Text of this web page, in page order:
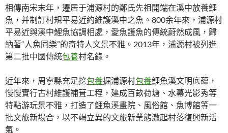
相傳南宋末年，遷居于浦源村的鄭氏先祖開端在溪中放養鯉
魚，并制訂村規平易近約維護溪中之魚。800余年來，浦源村
平易近與溪中鯉魚協調相處，愛魚護魚的傳統蔚然成風，歸
納著“人魚同樂”的奇特人文景不雅。2013年，浦源村被列進
第二批中國傳統包養村名錄。
近年來，周寧縣充足挖包養掘浦源村包養鯉魚溪文明底蘊，
慢慢實行古村維護補葺工程，建成百畝荷塘、水幕光影秀等
特點游玩景不雅，打造了鯉魚溪畫院、風俗館、魚博館等一
批文旅新場合，以不竭立異的文旅新業態激起村落復興新活
氣。